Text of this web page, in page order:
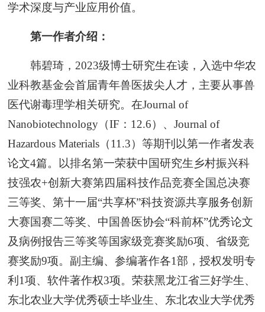
学术深度与产业应用价值。
第一作者介绍：
韩碧琦，2023级博士研究生在读，入选中华农
业科教基金会首届青年兽医拔尖人才，主要从事兽
医代谢毒理学相关研究。在Journal of
Nanobiotechnology（IF：12.6）、Journal of
Hazardous Materials（11.3）等期刊以第一作者发表
论文4篇。以排名第一荣获中国研究生乡村振兴科
技强农+创新大赛第四届科技作品竞赛全国总决赛
三等奖、第十一届“共享杯”科技资源共享服务创新
大赛国赛二等奖、中国兽医协会“科前杯”优秀论文
及病例报告三等奖等国家级竞赛奖励6项、省级竞
赛奖励9项。副主编、参编著作各1部，授权发明专
利1项、软件著作权3项。荣获黑龙江省三好学生、
东北农业大学优秀硕士毕业生、东北农业大学优秀